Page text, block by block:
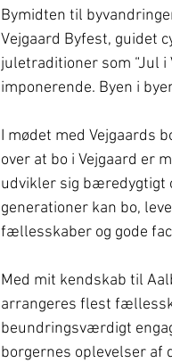
Bymidten til
Vejgaard Byfest, guidet
juletraditioner som “Jul
imponerende. Byen i
I mødet med Vejgaards
over at bo i Vejgaard er
udvikler sig bæredygtigt
generationer kan bo,
fællesskaber og gode
Med mit kendskab til
arrangeres flest
beundringsværdigt
borgernes oplevelser af